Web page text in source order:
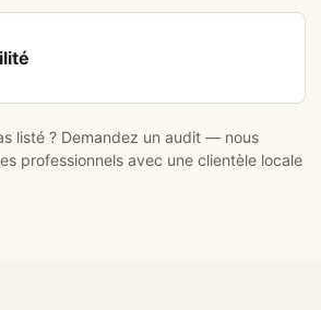
listé ? Demandez un audit — nous
professionnels avec une clientèle locale